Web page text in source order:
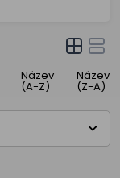
Název
(A-Z)
Název
(Z-A)